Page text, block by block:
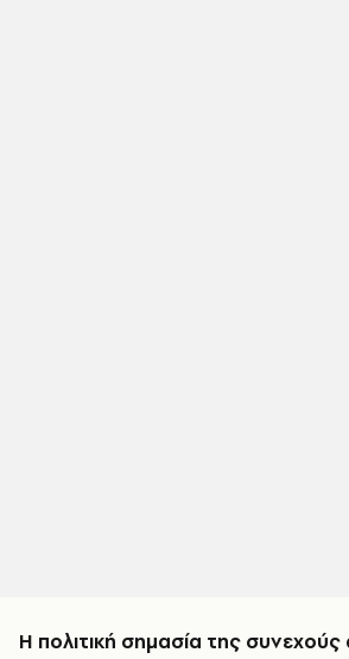
Η πολιτική σημασία της